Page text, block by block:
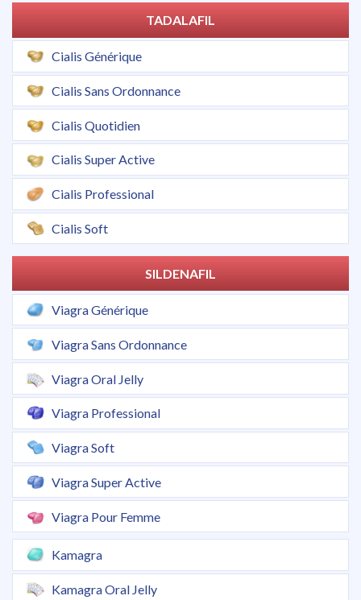
TADALAFIL
Cialis Générique
Cialis Sans Ordonnance
Cialis Quotidien
Cialis Super Active
Cialis Professional
Cialis Soft
SILDENAFIL
Viagra Générique
Viagra Sans Ordonnance
Viagra Oral Jelly
Viagra Professional
Viagra Soft
Viagra Super Active
Viagra Pour Femme
Kamagra
Kamagra Oral Jelly